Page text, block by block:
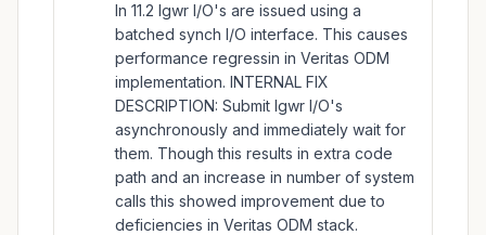
In 11.2 lgwr I/O's are issued using a
batched synch I/O interface. This causes
performance regressin in Veritas ODM
implementation. INTERNAL FIX
DESCRIPTION: Submit lgwr I/O's
asynchronously and immediately wait for
them. Though this results in extra code
path and an increase in number of system
calls this showed improvement due to
deficiencies in Veritas ODM stack.